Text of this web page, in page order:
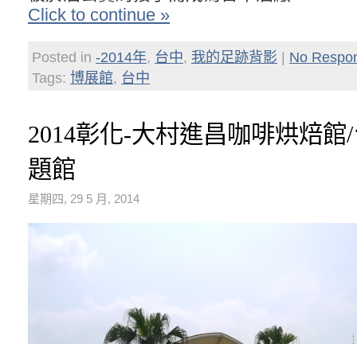
Click to continue »
Posted in -2014年, 台中, 我的足跡背影
No
Tags: 博展館, 台中
2014彰化-大村進昌咖啡烘焙館
題館
星期四, 29 5 月, 2014